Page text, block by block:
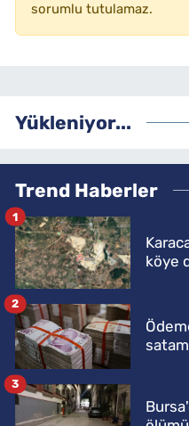
sorumlu tutulamaz.
Yükleniyor...
Trend Haberler
köye
1
2
3